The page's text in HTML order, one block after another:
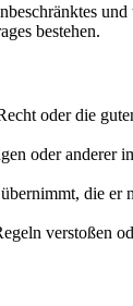
bestehen.
oder die
oder
die
verstoßen